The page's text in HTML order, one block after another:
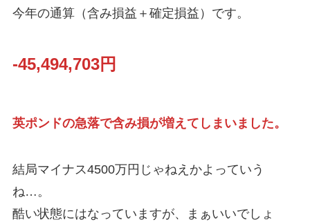
今年の通算（含み損益＋確定損益）です。
-45,494,703円
英ポンドの急落で含み損が増えてしまいました。
結局マイナス4500万円じゃねえかよっていう
ね…。
酷い状態にはなっていますが、まぁいいでしょ